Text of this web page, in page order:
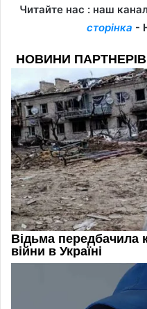
Читайте нас : наш
сторінка -